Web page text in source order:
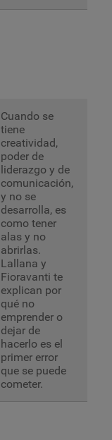
Cuando se
tiene
creatividad,
poder de
liderazgo y de
comunicación,
y no se
desarrolla, es
como tener
alas y no
abrirlas.
Lallana y
Fioravanti te
explican por
qué no
emprender o
dejar de
hacerlo es el
primer error
que se puede
cometer.